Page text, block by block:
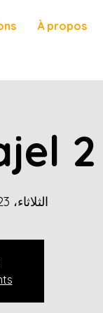
À propos
2
الثلاثاء، 23 ديسمبر